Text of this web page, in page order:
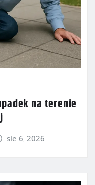
na terenie
sie 6, 2026